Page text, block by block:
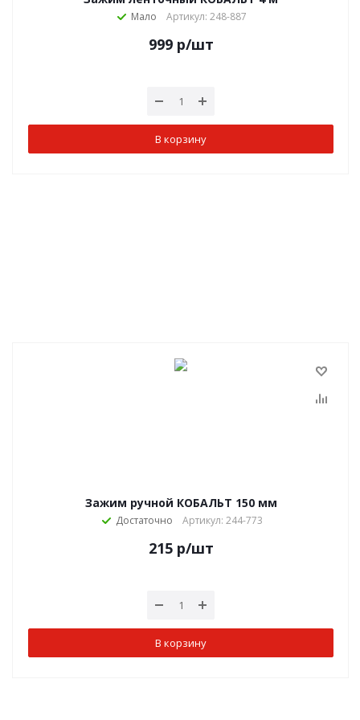
Мало Артикул: 248-887
999р/шт
В корзину
Зажим ручной КОБАЛЬТ 150 мм
Достаточно Артикул: 244-773
215р/шт
В корзину